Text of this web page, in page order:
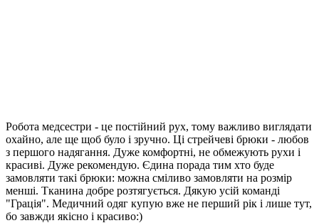
Робота медсестри - це постійний рух, тому важливо виглядати
охайно, але ще щоб було і зручно. Ці стрейчеві брюки - любов
з першого надягання. Дуже комфортні, не обмежують рухи і
красиві. Дуже рекомендую. Єдина порада тим хто буде
замовляти такі брюки: можна сміливо замовляти на розмір
менші. Тканина добре розтягується. Дякую усій команді
"Грація". Медичний одяг купую вже не перший рік і лише тут,
бо завжди якісно і красиво:)